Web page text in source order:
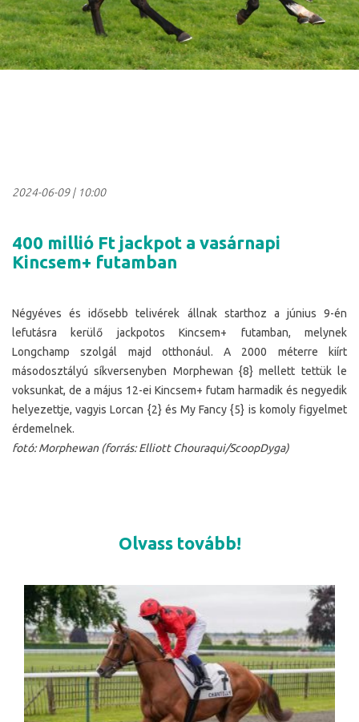
2024-06-09| 10:00
400 millió Ft jackpot a vasárnapi
Kincsem+ futamban
Négyéves és idősebb telivérek állnak starthoz a június 9-én
lefutásra kerülő jackpotos Kincsem+ futamban, melynek
Longchamp szolgál majd otthonául. A 2000 méterre kiírt
másodosztályú síkversenyben Morphewan {8} mellett tettük le
voksunkat, de a május 12-ei Kincsem+ futam harmadik és negyedik
helyezettje, vagyis Lorcan {2} és My Fancy {5} is komoly figyelmet
érdemelnek.
fotó: Morphewan (forrás: Elliott Chouraqui/ScoopDyga)
Olvass tovább!